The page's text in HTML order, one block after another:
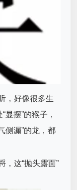
，好像很多生
显摆”的猴子，
侧漏”的龙，都
，这“抛头露面”